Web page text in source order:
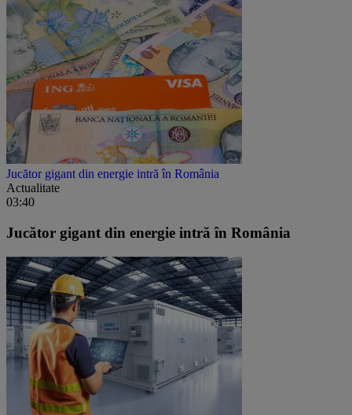
Jucător gigant din energie intră în România
Actualitate
03:40
Jucător gigant din energie intră în România